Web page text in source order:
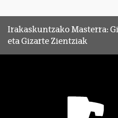
Irakaskuntzako Masterra:
eta Gizarte Zientziak